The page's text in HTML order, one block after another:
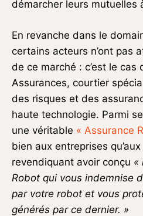
démarcher leurs mutuelles
En revanche dans le
certains acteurs n’ont pas
de ce marché : c’est le cas
Assurances, courtier
des risques et des
haute technologie. Parmi
une véritable « Assurance
bien aux entreprises
revendiquant avoir conçu «
Robot qui vous indemnise
par votre robot et vous
générés par ce dernier. »